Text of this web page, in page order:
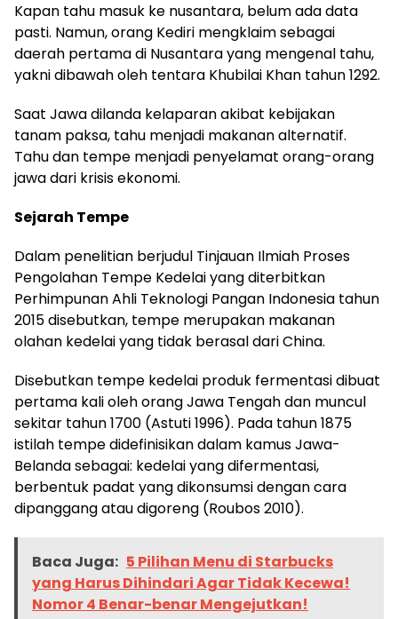
Kapan tahu masuk ke nusantara, belum ada data
pasti. Namun, orang Kediri mengklaim sebagai
daerah pertama di Nusantara yang mengenal tahu,
yakni dibawah oleh tentara Khubilai Khan tahun 1292.
Saat Jawa dilanda kelaparan akibat kebijakan
tanam paksa, tahu menjadi makanan alternatif.
Tahu dan tempe menjadi penyelamat orang-orang
jawa dari krisis ekonomi.
Sejarah Tempe
Dalam penelitian berjudul Tinjauan Ilmiah Proses
Pengolahan Tempe Kedelai yang diterbitkan
Perhimpunan Ahli Teknologi Pangan Indonesia tahun
2015 disebutkan, tempe merupakan makanan
olahan kedelai yang tidak berasal dari China.
Disebutkan tempe kedelai produk fermentasi dibuat
pertama kali oleh orang Jawa Tengah dan muncul
sekitar tahun 1700 (Astuti 1996). Pada tahun 1875
istilah tempe didefinisikan dalam kamus Jawa-
Belanda sebagai: kedelai yang difermentasi,
berbentuk padat yang dikonsumsi dengan cara
dipanggang atau digoreng (Roubos 2010).
Baca Juga: 5 Pilihan Menu di Starbucks
yang Harus Dihindari Agar Tidak Kecewa!
Nomor 4 Benar-benar Mengejutkan!